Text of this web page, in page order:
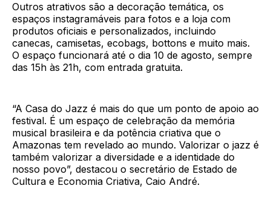
Outros atrativos são a decoração temática, os
espaços instagramáveis para fotos e a loja com
produtos oficiais e personalizados, incluindo
canecas, camisetas, ecobags, bottons e muito mais.
O espaço funcionará até o dia 10 de agosto, sempre
das 15h às 21h, com entrada gratuita.
“A Casa do Jazz é mais do que um ponto de apoio ao
festival. É um espaço de celebração da memória
musical brasileira e da potência criativa que o
Amazonas tem revelado ao mundo. Valorizar o jazz é
também valorizar a diversidade e a identidade do
nosso povo”, destacou o secretário de Estado de
Cultura e Economia Criativa, Caio André.